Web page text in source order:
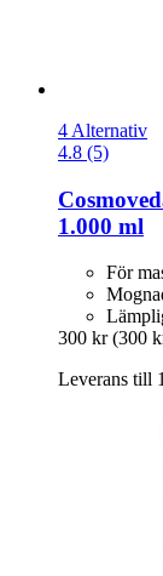
4 Alternativ
4.8 (5)
1.000 ml
För
300 kr (300
Leverans till